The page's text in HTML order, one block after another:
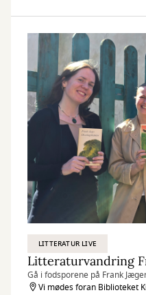
LITTERATUR LIVE
Litteraturvandring
Gå i fodsporene på Frank
Vi mødes foran Biblioteket